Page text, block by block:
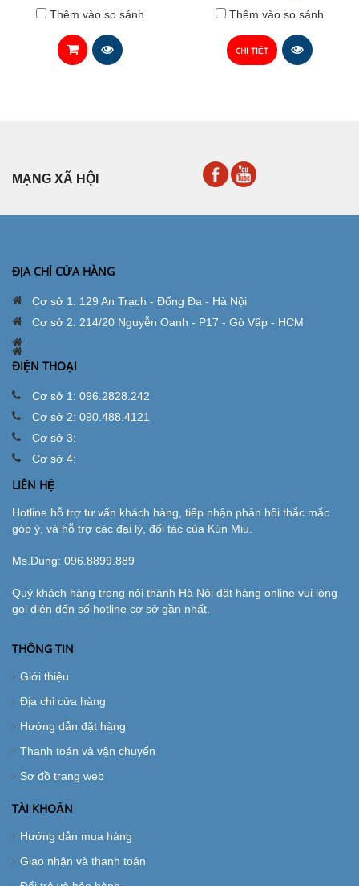
Thêm vào so sánh Thêm vào so sánh
CHI TIẾT
MẠNG XÃ HỘI
ĐỊA CHỈ CỬA HÀNG
Cơ sở 1: 129 An Trạch - Đống Đa - Hà Nội
Cơ sở 2: 214/20 Nguyễn Oanh - P17 - Gò Vấp - HCM
ĐIỆN THOẠI
Cơ sở 1: 096.2828.242
Cơ sở 2: 090.488.4121
Cơ sở 3:
Cơ sở 4:
LIÊN HỆ
Hotline hỗ trợ tư vấn khách hàng, tiếp nhận phản hồi thắc mắc
góp ý, và hỗ trợ các đại lý, đối tác của Kún Miu.
Ms.Dung: 096.8899.889
Quý khách hàng trong nội thành Hà Nội đặt hàng online vui lòng
gọi điện đến số hotline cơ sở gần nhất.
THÔNG TIN
Giới thiệu
Địa chỉ cửa hàng
Hướng dẫn đặt hàng
Thanh toán và vận chuyển
Sơ đồ trang web
TÀI KHOẢN
Hướng dẫn mua hàng
Giao nhận và thanh toán